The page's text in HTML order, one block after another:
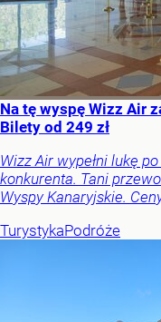
Na tę wyspę Wizz Air
Bilety od 249 zł
Wizz Air wypełni lukę
konkurenta. Tani
Wyspy Kanaryjskie.
TurystykaPodróże